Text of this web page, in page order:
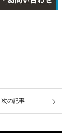
次の記事